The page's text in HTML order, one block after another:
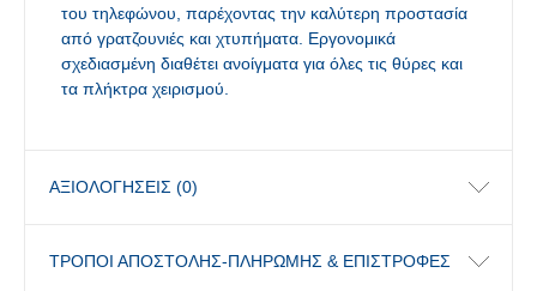
του τηλεφώνου, παρέχοντας την καλύτερη προστασία
από γρατζουνιές και χτυπήματα. Εργονομικά
σχεδιασμένη διαθέτει ανοίγματα για όλες τις θύρες και
τα πλήκτρα χειρισμού.
ΑΞΙΟΛΟΓΉΣΕΙΣ (0)
ΤΡΟΠΟΙ ΑΠΟΣΤΟΛΗΣ-ΠΛΗΡΩΜΗΣ & ΕΠΙΣΤΡΟΦΕΣ